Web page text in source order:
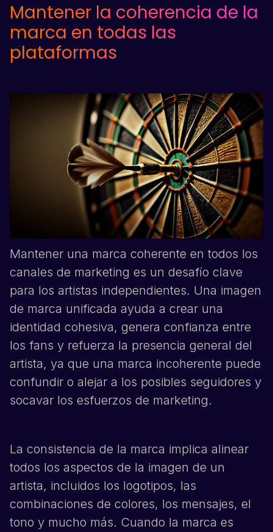
Mantener la coherencia de la
marca en todas las
plataformas
Mantener una marca coherente en todos los
canales de marketing es un desafío clave
para los artistas independientes. Una imagen
de marca unificada ayuda a crear una
identidad cohesiva, genera confianza entre
los fans y refuerza la presencia general del
artista, ya que una marca incoherente puede
confundir o alejar a los posibles seguidores y
socavar los esfuerzos de marketing.
La consistencia de la marca implica alinear
todos los aspectos de la imagen de un
artista, incluidos los logotipos, las
combinaciones de colores, los mensajes, el
tono y mucho más. Cuando la marca es